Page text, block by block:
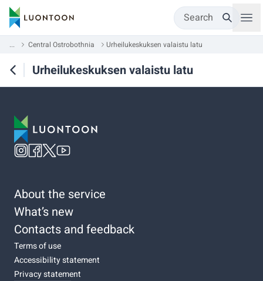
Search
... Central Ostrobothnia Urheilukeskuksen valaistu latu
Urheilukeskuksen valaistu latu
About the service
What’s new
Contacts and feedback
Terms of use
Accessibility statement
Privacy statement